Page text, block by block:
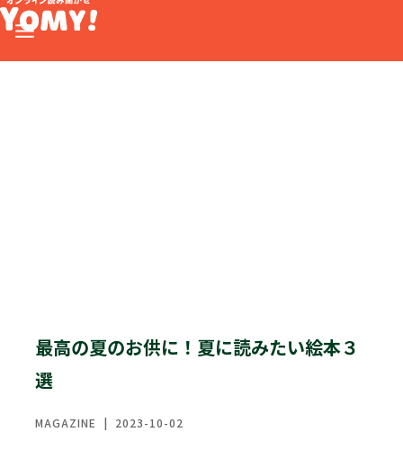
最高の夏のお供に！夏に読みたい絵本３
選
MAGAZINE | 2023-10-02